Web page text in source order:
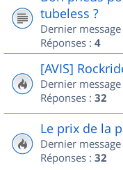
tubeless ?
Dernier
Réponses : 4
[AVIS]
Dernier
Réponses : 32
Le prix de la
Dernier
Réponses : 32